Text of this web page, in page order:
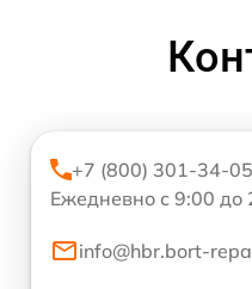
+7 (800) 301-34-05
Ежедневно с 9:00 до
info@hbr.bort-